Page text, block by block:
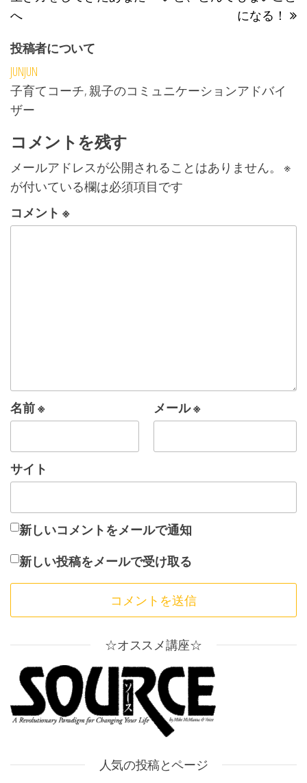
へ
になる！
投稿者について
JUNJUN
子育てコーチ, 親子のコミュニケーションアドバイ
ザー
コメントを残す
メールアドレスが公開されることはありません。
※
が付いている欄は必須項目です
コメント ※
名前※ メール※
サイト
新しいコメントをメールで通知
新しい投稿をメールで受け取る
☆オススメ講座☆
人気の投稿とページ